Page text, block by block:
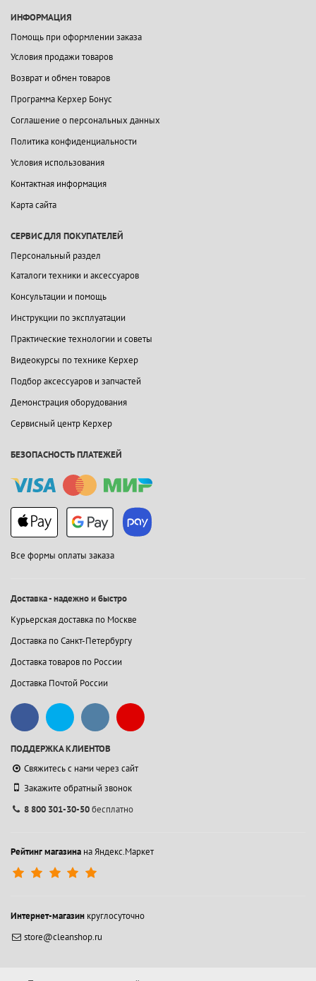
ИНФОРМАЦИЯ
Помощь при оформлении заказа
Условия продажи товаров
Возврат и обмен товаров
Программа Керхер Бонус
Соглашение о персональных данных
Политика конфиденциальности
Условия использования
Контактная информация
Карта сайта
СЕРВИС ДЛЯ ПОКУПАТЕЛЕЙ
Персональный раздел
Каталоги техники и аксессуаров
Консультации и помощь
Инструкции по эксплуатации
Практические технологии и советы
Видеокурсы по технике Керхер
Подбор аксессуаров и запчастей
Демонстрация оборудования
Сервисный центр Керхер
БЕЗОПАСНОСТЬ ПЛАТЕЖЕЙ
Все формы оплаты заказа
Доставка - надежно и быстро
Курьерская доставка по Москве
Доставка по Санкт-Петербургу
Доставка товаров по России
Доставка Почтой России
ПОДДЕРЖКА КЛИЕНТОВ
Свяжитесь с нами через сайт
Закажите обратный звонок
8 800 301-30-50бесплатно
Рейтинг магазина на Яндекс.Маркет
Интернет-магазин круглосуточно
store@cleanshop.ru